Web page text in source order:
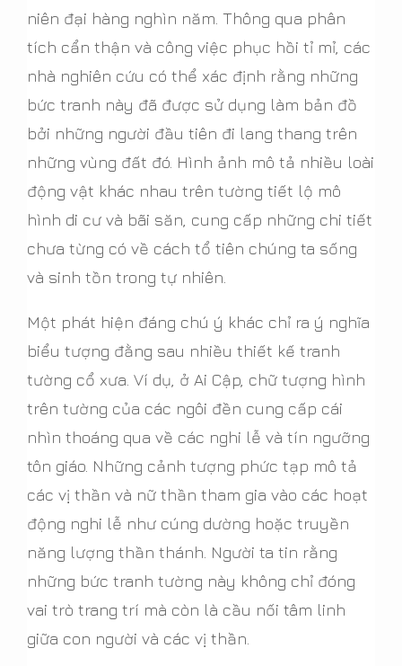
niên đại hàng nghìn năm. Thông qua phân
tích cẩn thận và công việc phục hồi tỉ mỉ, các
nhà nghiên cứu có thể xác định rằng những
bức tranh này đã được sử dụng làm bản đồ
bởi những người đầu tiên đi lang thang trên
những vùng đất đó. Hình ảnh mô tả nhiều loài
động vật khác nhau trên tường tiết lộ mô
hình di cư và bãi săn, cung cấp những chi tiết
chưa từng có về cách tổ tiên chúng ta sống
và sinh tồn trong tự nhiên.
Một phát hiện đáng chú ý khác chỉ ra ý nghĩa
biểu tượng đằng sau nhiều thiết kế tranh
tường cổ xưa. Ví dụ, ở Ai Cập, chữ tượng hình
trên tường của các ngôi đền cung cấp cái
nhìn thoáng qua về các nghi lễ và tín ngưỡng
tôn giáo. Những cảnh tượng phức tạp mô tả
các vị thần và nữ thần tham gia vào các hoạt
động nghi lễ như cúng dường hoặc truyền
năng lượng thần thánh. Người ta tin rằng
những bức tranh tường này không chỉ đóng
vai trò trang trí mà còn là cầu nối tâm linh
giữa con người và các vị thần.